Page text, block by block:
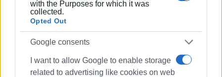
with the Purposes for which it was
collected.
Opted Out
Google consents
I want to allow Google to enable storage
related to advertising like cookies on web